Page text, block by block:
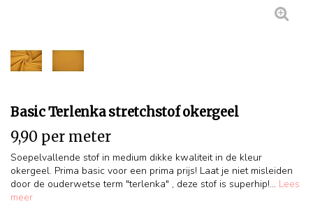
Basic Terlenka stretchstof okergeel
9,90 per meter
Soepelvallende stof in medium dikke kwaliteit in de kleur
okergeel. Prima basic voor een prima prijs! Laat je niet misleiden
door de ouderwetse term "terlenka" , deze stof is superhip!... Lees
meer